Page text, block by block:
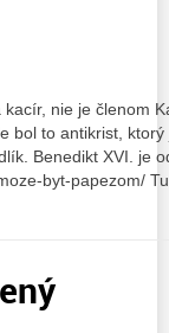
nie je členom
bol to antikrist,
Benedikt XVI. je
byt-papezom/